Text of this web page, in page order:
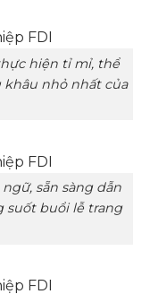
hiện tỉ mỉ, thể
nhỏ nhất của
sẵn sàng dẫn
suốt buổi lễ trang